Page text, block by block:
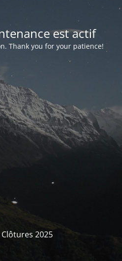
est actif
Thank you for your patience!
2025